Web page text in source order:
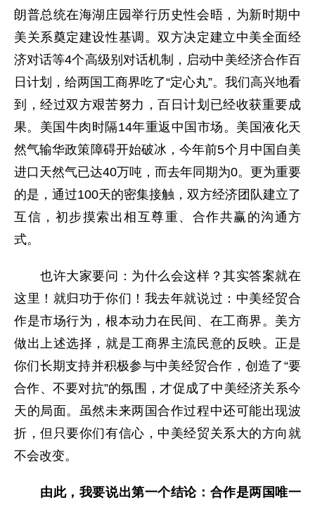
朗普总统在海湖庄园举行历史性会晤，为新时期中
美关系奠定建设性基调。双方决定建立中美全面经
济对话等4个高级别对话机制，启动中美经济合作百
日计划，给两国工商界吃了“定心丸”。我们高兴地看
到，经过双方艰苦努力，百日计划已经收获重要成
果。美国牛肉时隔14年重返中国市场。美国液化天
然气输华政策障碍开始破冰，今年前5个月中国自美
进口天然气已达40万吨，而去年同期为0。更为重要
的是，通过100天的密集接触，双方经济团队建立了
互信，初步摸索出相互尊重、合作共赢的沟通方
式。
也许大家要问：为什么会这样？其实答案就在
这里！就归功于你们！我去年就说过：中美经贸合
作是市场行为，根本动力在民间、在工商界。美方
做出上述选择，就是工商界主流民意的反映。正是
你们长期支持并积极参与中美经贸合作，创造了“要
合作、不要对抗”的氛围，才促成了中美经济关系今
天的局面。虽然未来两国合作过程中还可能出现波
折，但只要你们有信心，中美经贸关系大的方向就
不会改变。
由此，我要说出第一个结论：合作是两国唯一